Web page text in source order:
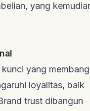
yang
yang
loyalitas, baik
trust dibangun